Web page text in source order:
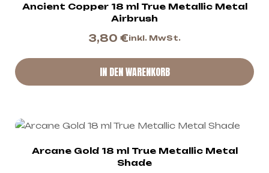
Ancient Copper 18 ml True Metallic Metal
Airbrush
3,80 €inkl. MwSt.
IN DEN WARENKORB
Arcane Gold 18 ml True Metallic Metal
Shade